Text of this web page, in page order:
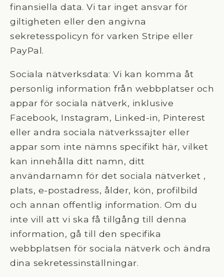
finansiella data. Vi tar inget ansvar för
giltigheten eller den angivna
sekretesspolicyn för varken Stripe eller
PayPal.
Sociala nätverksdata: Vi kan komma åt
personlig information från webbplatser och
appar för sociala nätverk, inklusive
Facebook, Instagram, Linked-in, Pinterest
eller andra sociala nätverkssajter eller
appar som inte nämns specifikt här, vilket
kan innehålla ditt namn, ditt
användarnamn för det sociala nätverket ,
plats, e-postadress, ålder, kön, profilbild
och annan offentlig information. Om du
inte vill att vi ska få tillgång till denna
information, gå till den specifika
webbplatsen för sociala nätverk och ändra
dina sekretessinställningar.